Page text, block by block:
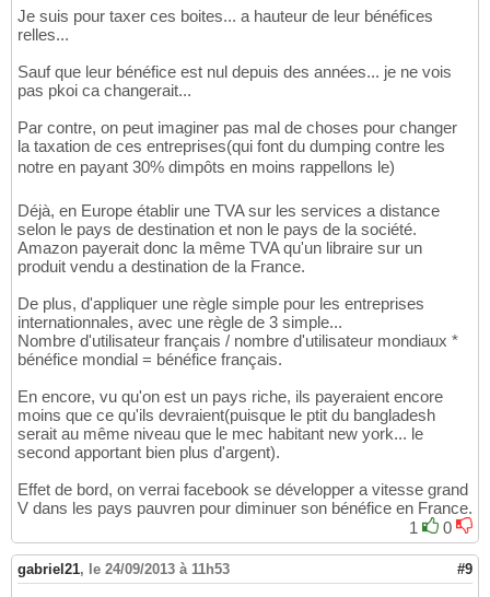
Je suis pour taxer ces boites... a hauteur de leur bénéfices
relles...
Sauf que leur bénéfice est nul depuis des années... je ne vois
pas pkoi ca changerait...
Par contre, on peut imaginer pas mal de choses pour changer
la taxation de ces entreprises(qui font du dumping contre les
notre en payant 30% dimpôts en moins rappellons le)
Déjà, en Europe établir une TVA sur les services a distance
selon le pays de destination et non le pays de la société.
Amazon payerait donc la même TVA qu'un libraire sur un
produit vendu a destination de la France.
De plus, d'appliquer une règle simple pour les entreprises
internationnales, avec une règle de 3 simple...
Nombre d'utilisateur français / nombre d'utilisateur mondiaux *
bénéfice mondial = bénéfice français.
En encore, vu qu'on est un pays riche, ils payeraient encore
moins que ce qu'ils devraient(puisque le ptit du bangladesh
serait au même niveau que le mec habitant new york... le
second apportant bien plus d'argent).
Effet de bord, on verrai facebook se développer a vitesse grand
V dans les pays pauvren pour diminuer son bénéfice en France.
1
0
gabriel21, le 24/09/2013 à 11h53 #9